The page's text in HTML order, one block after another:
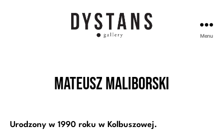
Menu
Mateusz Maliborski
Urodzony w 1990 roku w Kolbuszowej.